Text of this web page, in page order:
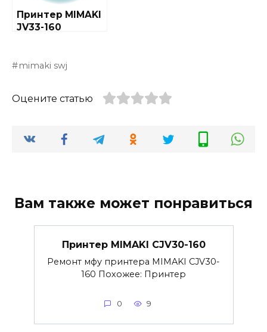
Принтер MIMAKI
JV33-160
mimaki swj
Оцените статью
Вам также может понравиться
Принтер MIMAKI CJV30-160
Ремонт мфу принтера MIMAKI CJV30-
160 Похожее: Принтер
0 9